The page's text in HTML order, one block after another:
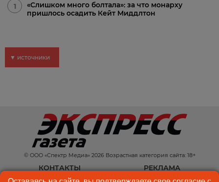
1
«Слишком много болтала»: за что монарху
пришлось осадить Кейт Миддлтон
▼ источники
© ООО «Спектр Медиа» 2026 Возрастная категория сайта: 18+
КОНТАКТЫ
РЕКЛАМА